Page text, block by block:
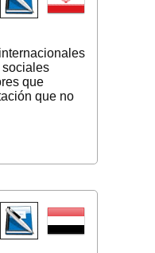
sociales
que
que no